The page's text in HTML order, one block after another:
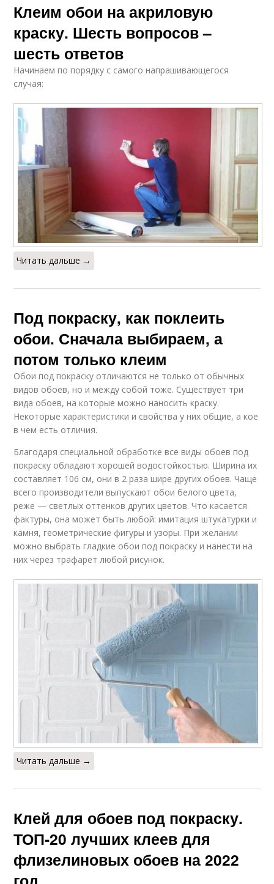
Клеим обои на акриловую
краску. Шесть вопросов –
шесть ответов
Начинаем по порядку с самого напрашивающегося
случая:
Читать дальше →
Под покраску, как поклеить
обои. Сначала выбираем, а
потом только клеим
Обои под покраску отличаются не только от обычных
видов обоев, но и между собой тоже. Существует три
вида обоев, на которые можно наносить краску.
Некоторые характеристики и свойства у них общие, а кое
в чем есть отличия.
Благодаря специальной обработке все виды обоев под
покраску обладают хорошей водостойкостью. Ширина их
составляет 106 см, они в 2 раза шире других обоев. Чаще
всего производители выпускают обои белого цвета,
реже — светлых оттенков других цветов. Что касается
фактуры, она может быть любой: имитация штукатурки и
камня, геометрические фигуры и узоры. При желании
можно выбрать гладкие обои под покраску и нанести на
них через трафарет любой рисунок.
Читать дальше →
Клей для обоев под покраску.
ТОП-20 лучших клеев для
флизелиновых обоев на 2022